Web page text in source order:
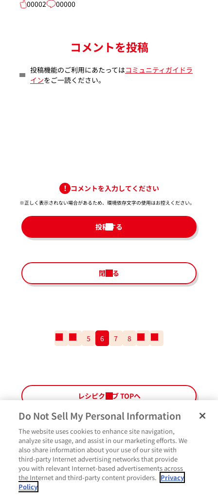
00002
00000
コメントを投稿
投稿機能のご利用にあたってはコミュニティガイドラ
インをご一読ください。
コメントを入力してください
※正しく表示されない場合があるため、環境依存文字の使用はお控えください。​
投稿する
閉じる
番
ペ
ー
ジ
の
5 6 7 8
の
番
ペ
ー
レシピクラブ TOPへ
作ったよ
ペ
ー
ジ
最
上
部
よくあるご質問 ご利用規約Glicoメンバーズ会員規約プライバシーポリシー
サイトマップお問い合わせCookie設定Glicoホームページ
Do Not Sell My Personal Information
The website uses cookies to enhance site navigation,
analyze site usage, and assist in our marketing efforts. We
also share information about your use of our site with
third-party Internet advertising networks that provide
you with relevant Internet-based advertisements across
the Internet and third-party content providers. Privacy
Policy